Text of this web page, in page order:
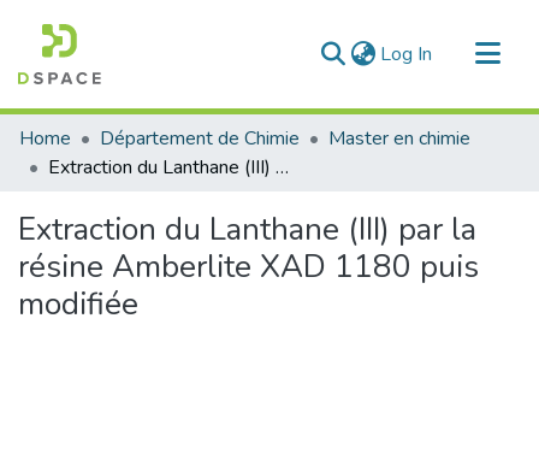
Log In (current)
Communities & Collections
All of DSpace
Home Département de Chimie
Master en chimie
Extraction du Lanthane (III) par la résine Amberlite XAD 1180 puis modifiée
Extraction du Lanthane (III) par la
résine Amberlite XAD 1180 puis
modifiée